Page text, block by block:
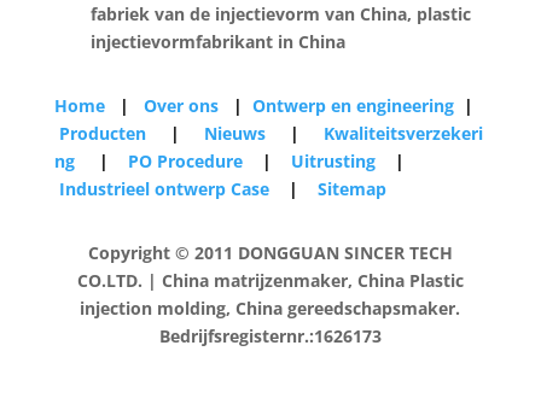
fabriek van de injectievorm van China, plastic
injectievormfabrikant in China
Home | Over ons | Ontwerp en engineering|
Producten
| Nieuws| Kwaliteitsverzekeri
ng
| PO Procedure| Uitrusting
|
Industrieel ontwerp Case
| Sitemap
Copyright © 2011 DONGGUAN SINCER TECH
CO.LTD. | China matrijzenmaker, China Plastic
injection molding, China gereedschapsmaker.
Bedrijfsregisternr.:1626173